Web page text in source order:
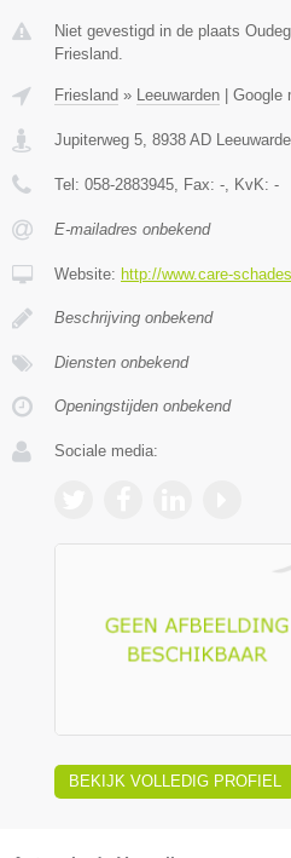
Niet gevestigd in de plaats
Friesland.
Friesland » Leeuwarden Google
Jupiterweg 5, 8938 AD
Tel: 058-2883945, Fax: -, KvK: -
E-mailadres onbekend
Website: http://www.care-
Beschrijving onbekend
Diensten onbekend
Openingstijden onbekend
Sociale media:
BEKIJK VOLLEDIG PROFIEL